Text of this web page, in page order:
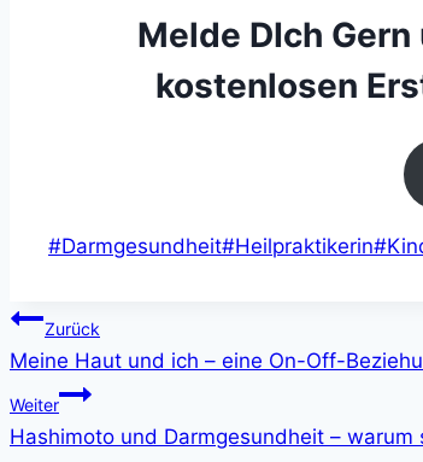
Melde DIch
kostenlosen
Schlagworte:
#Darmgesundheit#Heilpraktikerin#
Beitragsnavigation
Zurück
Meine Haut und ich – eine On-Off-
Weiter
Hashimoto und Darmgesundheit –